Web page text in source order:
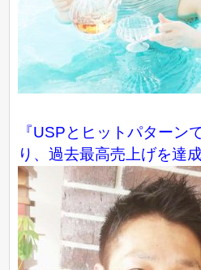
『USPとヒットパターン
り、過去最高売上げを達